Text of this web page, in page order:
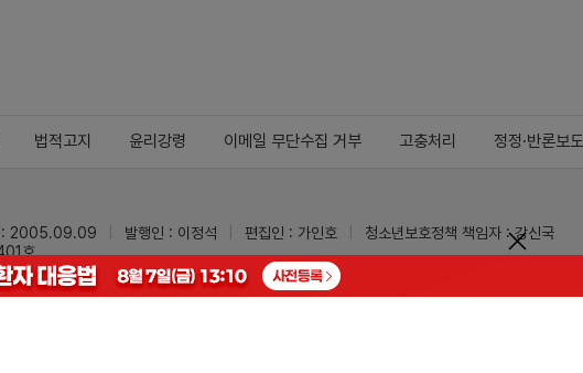
법적고지 윤리강령 이메일 무단수집 거부 고충처리 정정·반론보도
: 2005.09.09 발행인 : 이정석 편집인 : 가인호
청소년보호정책 책임자 : 강신국
호